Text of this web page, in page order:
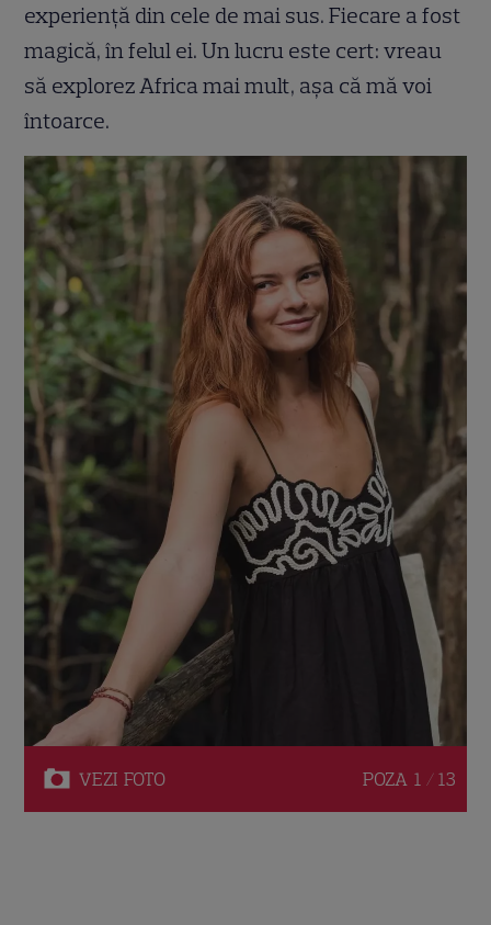
experiență din cele de mai sus. Fiecare a fost
magică, în felul ei. Un lucru este cert: vreau
să explorez Africa mai mult, așa că mă voi
întoarce.
VEZI FOTO POZA 1 / 13